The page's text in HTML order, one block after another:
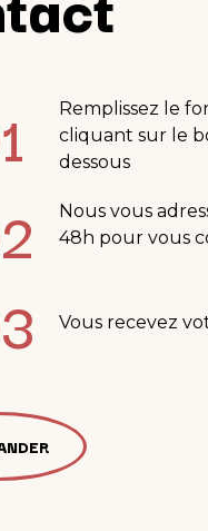
Remplissez le
cliquant sur le
dessous
Nous vous
48h pour vous
Vous recevez